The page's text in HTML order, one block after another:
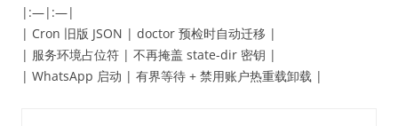
|:—|:—|
| Cron 旧版 JSON | doctor 预检时自动迁移 |
| 服务环境占位符 | 不再掩盖 state-dir 密钥 |
| WhatsApp 启动 | 有界等待 + 禁用账户热重载卸载 |